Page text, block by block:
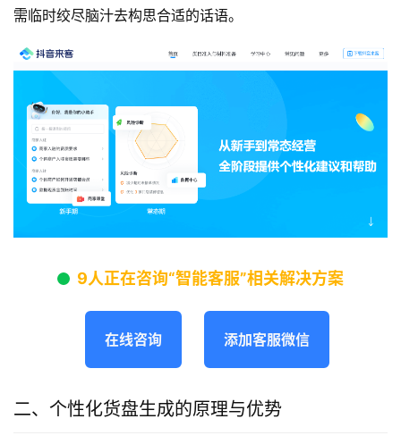
需临时绞尽脑汁去构思合适的话语。
9人正在咨询“智能客服”相关解决方案
在线咨询 添加客服微信
二、个性化货盘生成的原理与优势